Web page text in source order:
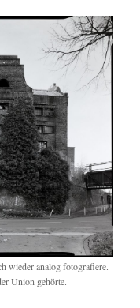
wieder analog fotografiere.
Union gehörte.